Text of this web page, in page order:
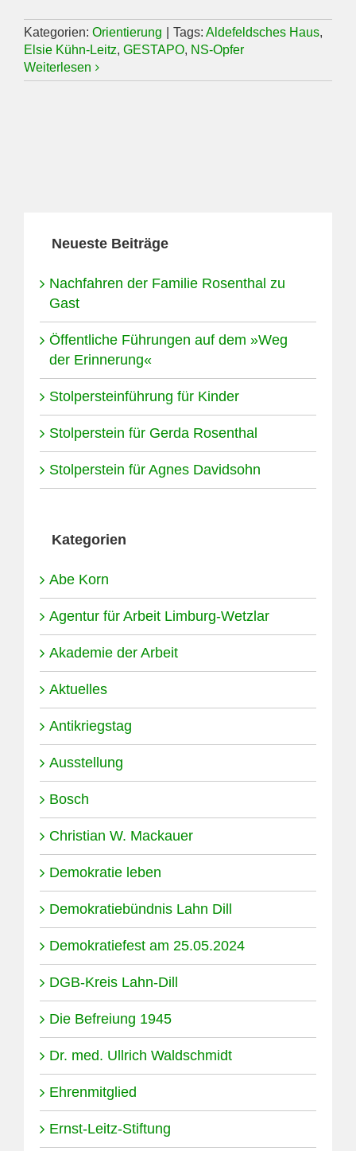
Kategorien: Orientierung Tags: Aldefeldsches Haus,
Elsie Kühn-Leitz, GESTAPO, NS-Opfer
Weiterlesen
Neueste Beiträge
Nachfahren der Familie Rosenthal zu
Gast
Öffentliche Führungen auf dem »Weg
der Erinnerung«
Stolpersteinführung für Kinder
Stolperstein für Gerda Rosenthal
Stolperstein für Agnes Davidsohn
Kategorien
Abe Korn
Agentur für Arbeit Limburg-Wetzlar
Akademie der Arbeit
Aktuelles
Antikriegstag
Ausstellung
Bosch
Christian W. Mackauer
Demokratie leben
Demokratiebündnis Lahn Dill
Demokratiefest am 25.05.2024
DGB-Kreis Lahn-Dill
Die Befreiung 1945
Dr. med. Ullrich Waldschmidt
Ehrenmitglied
Ernst-Leitz-Stiftung